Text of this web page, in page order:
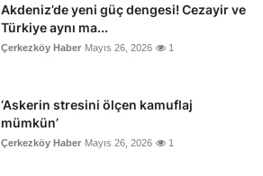
Akdeniz’de yeni güç dengesi! Cezayir ve
Türkiye aynı ma...
Çerkezköy Haber Mayıs 26, 2026 1
‘Askerin stresini ölçen kamuflaj
mümkün’
Çerkezköy Haber Mayıs 26, 2026 1